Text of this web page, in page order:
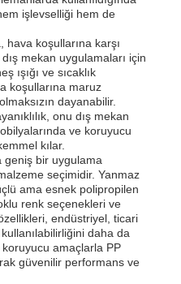
işlevselliği hem de
hava koşullarına karşı
mekan uygulamaları için
ışığı ve sıcaklık
koşullarına maruz
dayanabilir.
onu dış mekan
ve koruyucu
kılar.
geniş bir uygulama
seçimidir. Yanmaz
ama esnek polipropilen
renk seçenekleri ve
endüstriyel, ticari
daha da
koruyucu amaçlarla PP
güvenilir performans ve